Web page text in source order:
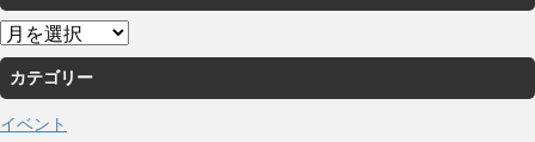
ア
ー
カ
イ
ブ
カテゴリー
イベント